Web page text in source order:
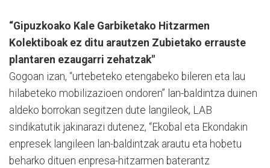
“Gipuzkoako Kale Garbiketako Hitzarmen
Kolektiboak ez ditu arautzen Zubietako errauste
plantaren ezaugarri zehatzak"
Gogoan izan, “urtebeteko etengabeko bileren eta lau
hilabeteko mobilizazioen ondoren” lan-baldintza duinen
aldeko borrokan segitzen dute langileok, LAB
sindikatutik jakinarazi dutenez, “Ekobal eta Ekondakin
enpresek langileen lan-baldintzak arautu eta hobetu
beharko dituen enpresa-hitzarmen baterantz